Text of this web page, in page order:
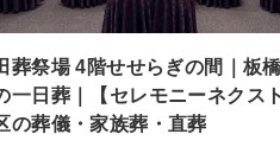
葬祭場 4階せせらぎの間｜板
一日葬｜【セレモニーネクス
の葬儀・家族葬・直葬